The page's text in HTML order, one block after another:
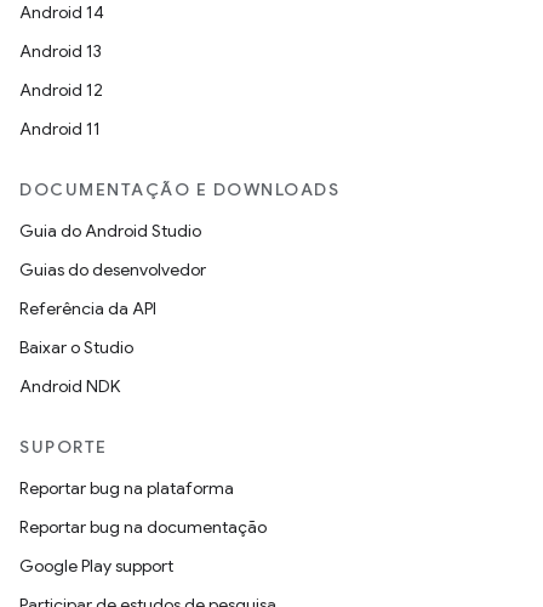
Android 14
Android 13
Android 12
Android 11
DOCUMENTAÇÃO E DOWNLOADS
Guia do Android Studio
Guias do desenvolvedor
Referência da API
Baixar o Studio
Android NDK
SUPORTE
Reportar bug na plataforma
Reportar bug na documentação
Google Play support